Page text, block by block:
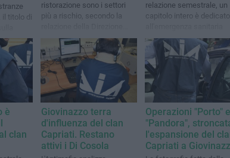
il titolo di
ristorazione sono i settori
più a rischio, secondo la
Investigativa Antimafia
relazione semestrale, un
capitolo intero è dedicato
è
clan
Giovinazzo terra
d'influenza del clan
Capriati. Restano
attivi i Di Cosola
Operazioni "Porto" e
"Pandora",
l'espansione del
Capriati a